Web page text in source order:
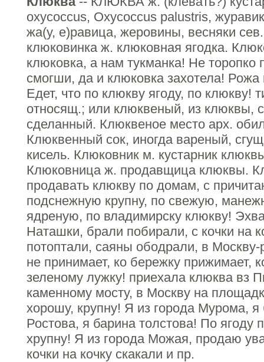
oxycoccus, Охусоссus palustris,
жа(у, е)равица, жеровины, весняки
клюковинка ж. клюковная ягодка.
клюковка, а нам тукманка! Не торопко
смогши, да и клюковка захотела! Рожа
Едет, что по клюкву ягоду, по клюкву!
относящ.; или клюквеный, из клюквы,
сделанный. Клюквеное место арх.
Клюквенный сок, иногда вареный,
кисель. Клюковник м. кустарник
Клюковница ж. продавщица клюквы.
продавать клюкву по домам, с
подснежную крупну, по свежую,
ядреную, по владимирску клюкву!
Наташки, брали побирали, с кочки на
потоптали, саяны ободрали, в
не принимает, ко бережку прижимает,
зеленому лужку! приехала клюква вз
каменному мосту, в Москву на
хорошу, крупну! Я из города Мурома, я
Ростова, я барина толстова! По ягоду
хрупну! Я из города Можая, продаю
кочки на кочку скакали и пр.